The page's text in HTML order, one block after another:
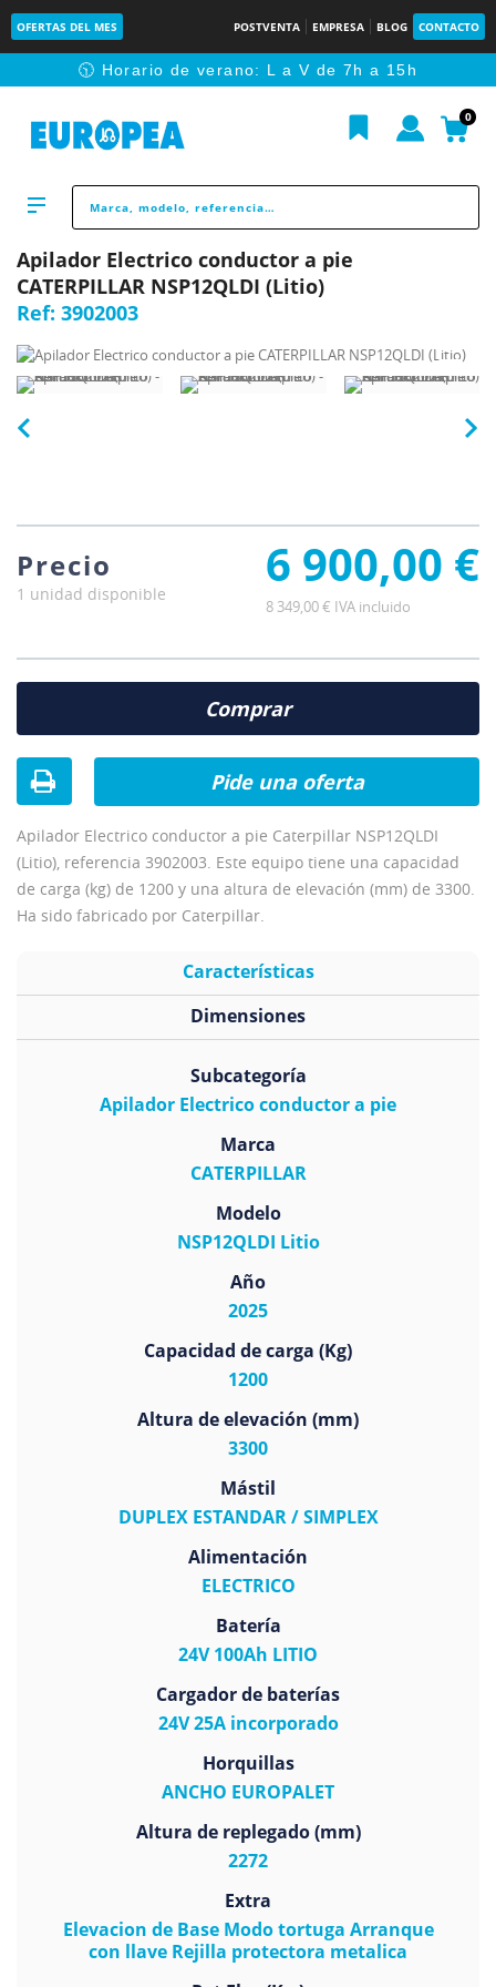
OFERTAS DEL MES POSTVENTA EMPRESA BLOG CONTACTO
🕥 Horario de verano: L a V de 7h a 15h
0
Apilador Electrico conductor a pie
CATERPILLAR NSP12QLDI (Litio)
Ref: 3902003
Apilador Electrico conductor a pie Caterpillar NSP12QLDI
(Litio), referencia 3902003. Este equipo tiene una capacidad
de carga (kg) de 1200 y una altura de elevación (mm) de 3300.
Ha sido fabricado por Caterpillar.
Precio
1 unidad disponible 6 900,00 €
8 349,00 € IVA incluido
Comprar
Pide una oferta
Características
Subcategoría
Apilador Electrico conductor a pie
Marca
CATERPILLAR
Modelo
NSP12QLDI Litio
Año
2025
Capacidad de carga (Kg)
1200
Altura de elevación (mm)
3300
Mástil
DUPLEX ESTANDAR / SIMPLEX
Alimentación
ELECTRICO
Batería
24V 100Ah LITIO
Cargador de baterías
24V 25A incorporado
Horquillas
ANCHO EUROPALET
Altura de replegado (mm)
2272
Extra
Elevacion de Base Modo tortuga Arranque
con llave Rejilla protectora metalica
Dimensiones